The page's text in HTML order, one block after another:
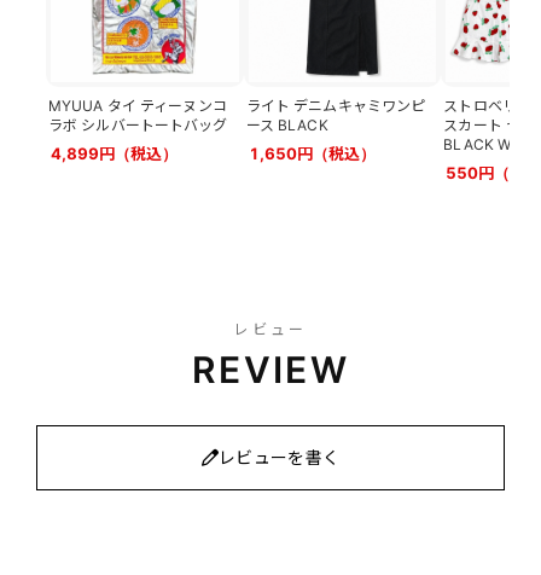
MYUUA タイ ティーヌンコ
ラボ シルバートートバッグ
4,899円（税込）
ライト デニムキャミワンピ
ース BLACK
1,650円（税込）
ストロベリー
スカート セッ
BLACK
550円（税
レビュー
REVIEW
レビューを書く